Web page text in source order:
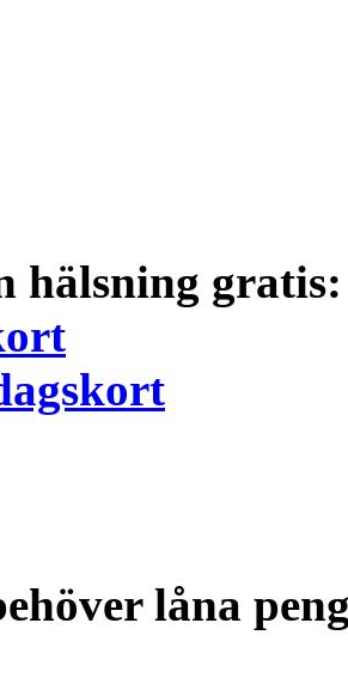
hälsning gratis:
låna